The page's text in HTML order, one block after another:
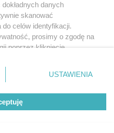
danych
skanować
celów identyfikacji.
prosimy o zgodę na
poprzez kliknięcie
ustawień prywatności
rogu strony
nie wymagają zgody
sprzeciwić się takiemu
miały zastosowanie tylko
USTAWIENIA